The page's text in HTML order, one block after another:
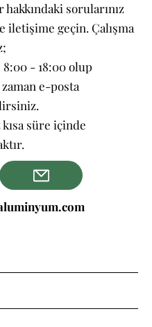
sorularınız
iletişime geçin. Çalışma
- 18:00 olup
e-posta
kısa süre içinde